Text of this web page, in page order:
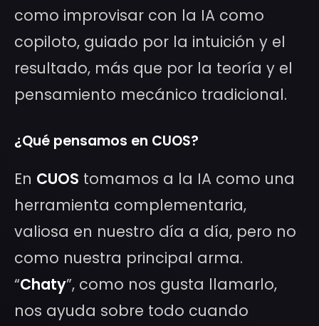
como improvisar con la IA como
copiloto, guiado por la intuición y el
resultado, más que por la teoría y el
pensamiento mecánico tradicional.
¿Qué pensamos en CUOS?
En CUOS tomamos a la IA como una
herramienta complementaria,
valiosa en nuestro día a día, pero no
como nuestra principal arma.
“Chaty”, como nos gusta llamarlo,
nos ayuda sobre todo cuando